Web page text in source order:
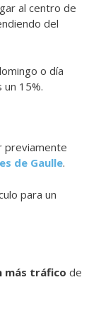
al centro de
del
o día
15%.
previamente
de Gaulle.
para un
más tráfico de